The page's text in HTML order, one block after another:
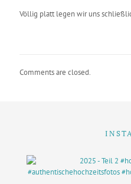
Völlig platt legen wir uns
Comments are closed.